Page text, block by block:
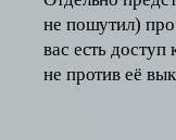
не пошутил) про
вас есть
не против её